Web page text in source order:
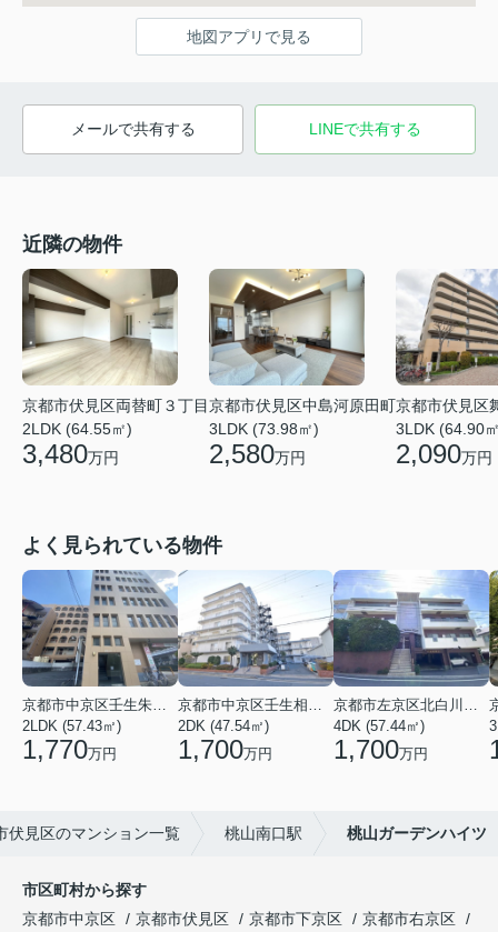
地図アプリで見る
メールで共有する LINEで共有する
近隣の物件
京都市伏見区両替町３丁目
2LDK (64.55㎡)
3,480万円
京都市伏見区中島河原田町
3LDK (73.98㎡)
2,580万円
京都市伏見区
3LDK (64.90
2,090万円
よく見られている物件
京都市中京区壬生朱雀町
2LDK (57.43㎡)
1,770万円
京都市中京区壬生相合町
2DK (47.54㎡)
1,700万円
京都市左京区北白川久保田町
4DK (57.44㎡)
1,700万円
伏見区のマンション一覧 桃山南口駅 桃山ガーデンハイツ
市区町村から探す
京都市中京区
京都市伏見区 京都市下京区
京都市右京区